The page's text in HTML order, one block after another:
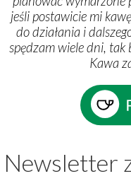
jeśli postawicie mi
do działania i
spędzam wiele dni, tak
Kawa
Newsletter